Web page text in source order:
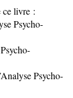
ce livre :
Psycho-
Psycho-